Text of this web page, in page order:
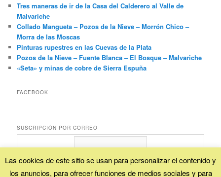
Tres maneras de ir de la Casa del Calderero al Valle de
Malvariche
Collado Mangueta – Pozos de la Nieve – Morrón Chico –
Morra de las Moscas
Pinturas rupestres en las Cuevas de la Plata
Pozos de la Nieve – Fuente Blanca – El Bosque – Malvariche
«Seta» y minas de cobre de Sierra Espuña
FACEBOOK
SUSCRIPCIÓN POR CORREO
Las cookies de este sitio se usan para personalizar el contenido y
los anuncios, para ofrecer funciones de medios sociales y para